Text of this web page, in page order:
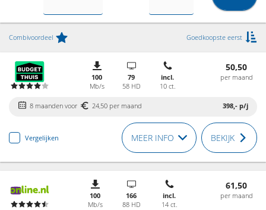
Combivoordeel Goedkoopste eerst
100
Mb/s
79
58 HD
incl.
10 ct.
50,50
per maand
8 maanden voor 24,50 per maand 398,- p/j
Vergelijken MEER INFO BEKIJK
100
Mb/s
166
88 HD
incl.
14 ct.
61,50
per maand